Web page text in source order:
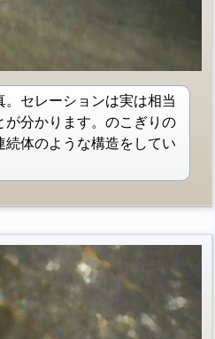
セレーションは実は相当
が分かります。のこぎりの
体のような構造をしてい